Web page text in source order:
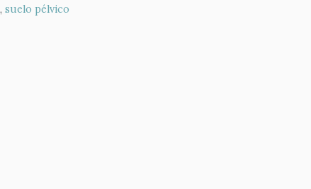
,suelo pélvico